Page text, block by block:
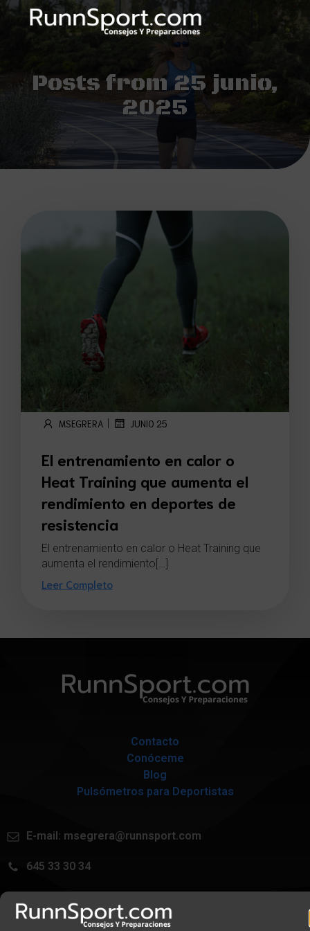
Posts from 25 junio,
2025
MSEGRERA | JUNIO 25
El entrenamiento en calor o
Heat Training que aumenta el
rendimiento en deportes de
resistencia
El entrenamiento en calor o Heat Training que
aumenta el rendimiento[…]
Leer Completo
Contacto
Conóceme
Blog
Pulsómetros para Deportistas
E-mail: msegrera@runnsport.com
645 33 30 34